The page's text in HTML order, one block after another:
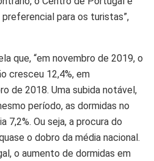
para os turistas”,
que, “em novembro de 2019, o
cresceu 12,4%, em
de 2018. Uma subida notável,
período, as dormidas no
7,2%. Ou seja, a procura do
o dobro da média nacional.
o aumento de dormidas em